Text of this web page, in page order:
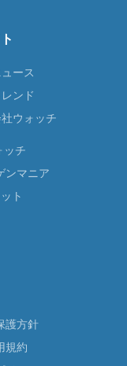
ース
ンド
ウォッチ
ッチ
ンマニア
ト
護方針
規約